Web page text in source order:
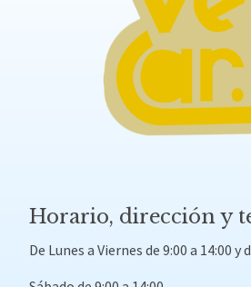
Horario, dirección y
De Lunes a Viernes de 9:00 a 14:00 y